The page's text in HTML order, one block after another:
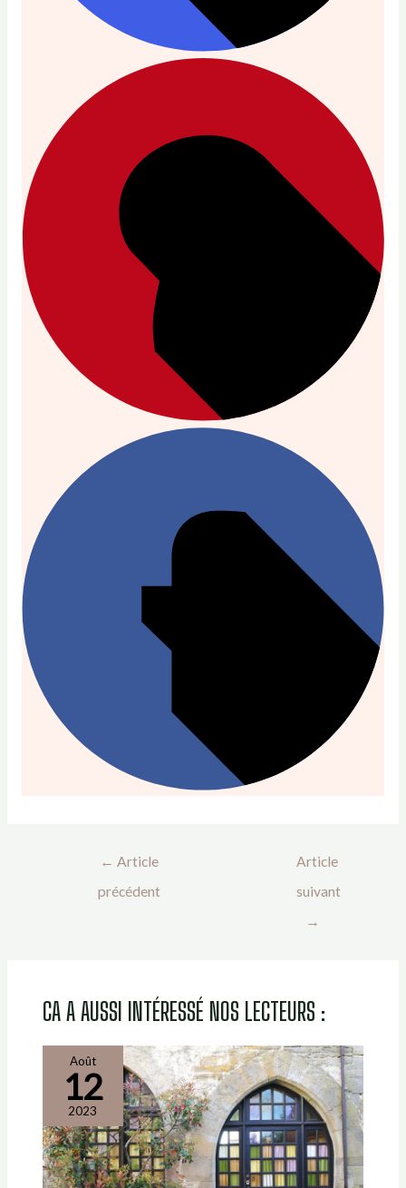
← Article
précédent
Article
suivant
→
CA A AUSSI INTÉRESSÉ NOS LECTEURS :
Août
12
2023